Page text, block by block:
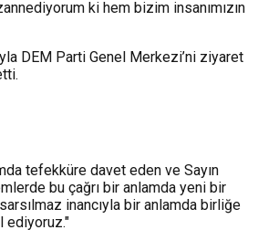
ki hem bizim insanımızın
DEM Parti Genel Merkezi’ni ziyaret
tefekküre davet eden ve Sayın
bu çağrı bir anlamda yeni bir
inancıyla bir anlamda birliğe
ediyoruz."